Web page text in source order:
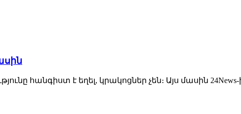
հանգիստ է եղել, կրակոցներ չեն։ Այս մասին